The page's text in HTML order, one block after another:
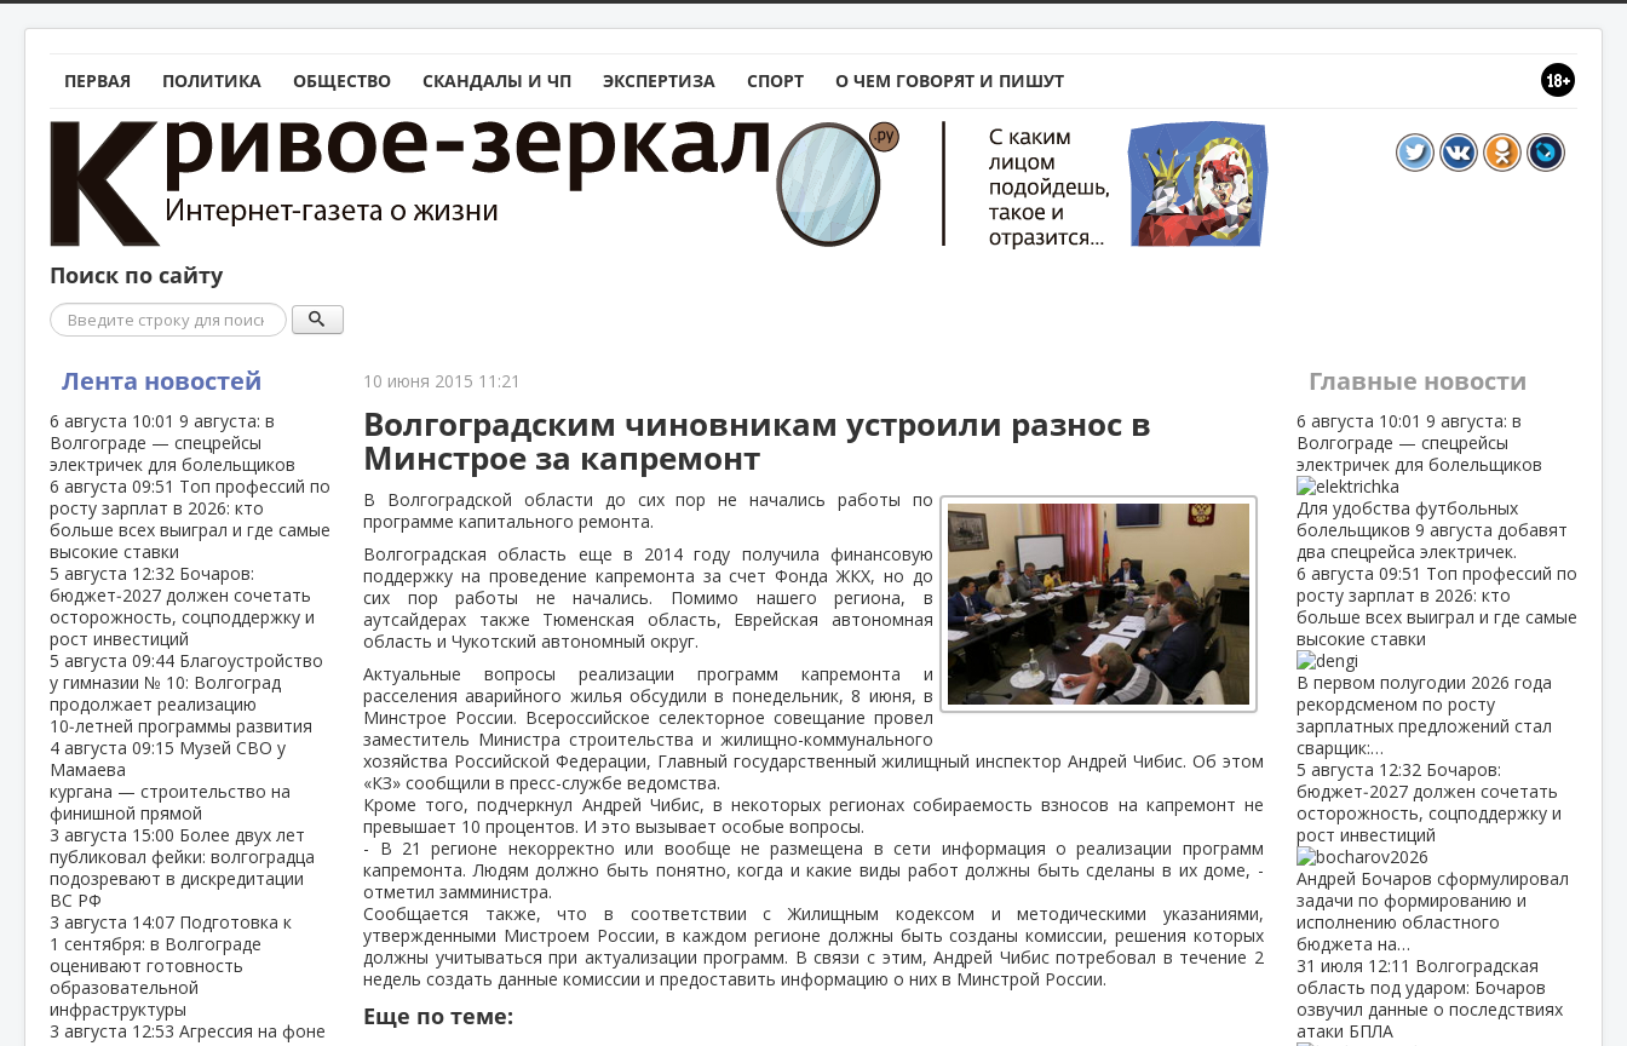
ПЕРВАЯ ПОЛИТИКА ОБЩЕСТВО СКАНДАЛЫ И ЧП ЭКСПЕРТИЗА СПОРТ О ЧЕМ ГОВОРЯТ И ПИШУТ
Поиск по сайту
Поиск
Лента новостей
6 августа 10:01 9 августа: в
Волгограде — спецрейсы
электричек для болельщиков
6 августа 09:51 Топ профессий по
росту зарплат в 2026: кто
больше всех выиграл и где самые
высокие ставки
5 августа 12:32 Бочаров:
бюджет‑2027 должен сочетать
осторожность, соцподдержку и
рост инвестиций
5 августа 09:44 Благоустройство
у гимназии № 10: Волгоград
продолжает реализацию
10‑летней программы развития
4 августа 09:15 Музей СВО у
Мамаева
кургана — строительство на
финишной прямой
3 августа 15:00 Более двух лет
публиковал фейки: волгоградца
подозревают в дискредитации
ВС РФ
3 августа 14:07 Подготовка к
1 сентября: в Волгограде
оценивают готовность
образовательной
инфраструктуры
3 августа 12:53 Агрессия на фоне
10 июня 2015 11:21
Волгоградским чиновникам устроили разнос в
Минстрое за капремонт
В Волгоградской области до сих пор не начались работы по
программе капитального ремонта.
Волгоградская область еще в 2014 году получила финансовую
поддержку на проведение капремонта за счет Фонда ЖКХ, но до
сих пор работы не начались. Помимо нашего региона, в
аутсайдерах также Тюменская область, Еврейская автономная
область и Чукотский автономный округ.
Актуальные вопросы реализации программ капремонта и
расселения аварийного жилья обсудили в понедельник, 8 июня, в
Минстрое России. Всероссийское селекторное совещание провел
заместитель Министра строительства и жилищно-коммунального
хозяйства Российской Федерации, Главный государственный жилищный инспектор Андрей Чибис. Об этом
«КЗ» сообщили в пресс-службе ведомства.
Кроме того, подчеркнул Андрей Чибис, в некоторых регионах собираемость взносов на капремонт не
превышает 10 процентов. И это вызывает особые вопросы.
- В 21 регионе некорректно или вообще не размещена в сети информация о реализации программ
капремонта. Людям должно быть понятно, когда и какие виды работ должны быть сделаны в их доме, -
отметил замминистра.
Сообщается также, что в соответствии с Жилищным кодексом и методическими указаниями,
утвержденными Мистроем России, в каждом регионе должны быть созданы комиссии, решения которых
должны учитываться при актуализации программ. В связи с этим, Андрей Чибис потребовал в течение 2
недель создать данные комиссии и предоставить информацию о них в Минстрой России.
Еще по теме:
Главные новости
6 августа 10:01 9 августа: в
Волгограде — спецрейсы
электричек для болельщиков
Для удобства футбольных
болельщиков 9 августа добавят
два спецрейса электричек.
6 августа 09:51 Топ профессий по
росту зарплат в 2026: кто
больше всех выиграл и где самые
высокие ставки
В первом полугодии 2026 года
рекордсменом по росту
зарплатных предложений стал
сварщик:…
5 августа 12:32 Бочаров:
бюджет‑2027 должен сочетать
осторожность, соцподдержку и
рост инвестиций
Андрей Бочаров сформулировал
задачи по формированию и
исполнению областного
бюджета на…
31 июля 12:11 Волгоградская
область под ударом: Бочаров
озвучил данные о последствиях
атаки БПЛА